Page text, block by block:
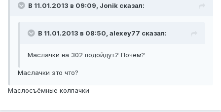
В 11.01.2013 в 09:09, Jonik сказал:
В 11.01.2013 в 08:50, alexey77 сказал:
Маслачки на 302 подойдут.? Почем?
Маслачки это что?
Маслосъёмные колпачки